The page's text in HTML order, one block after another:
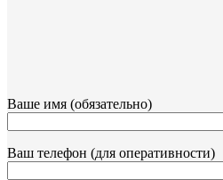
Ваше имя (обязательно)
Ваш телефон (для оперативности)